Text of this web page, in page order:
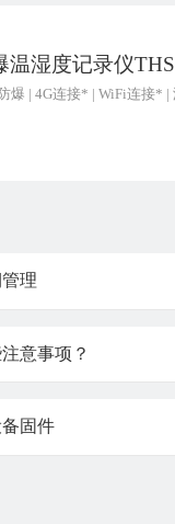
温湿度记录仪
爆 | 4G连接* | WiFi连接* |
理
意事项？
固件